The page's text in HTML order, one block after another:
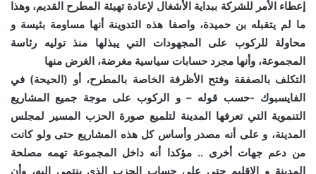
إعطاء الأمر للشركة ببداية الأشغال لإعادة تهيئة المطرح القديم، وهذا
ما لم يتقبله بن حميدة، واصفا هذه التدوينة أنها مساومة بئيسة و
محاولة للركوب على المجهودات التي يبذلها منذ توليه رئاسة
المجموعة، وأنها مجرد حسابات سياسية مغرضة، الغرض منها
التكلف بالصفقة وفتح الأظرفة الخاصة بالمطرح، أو (الحيحة) في
الفايسبوك -حسب قوله – و الركوب على موجة جميع المشاريع
التنموية التي تعرفها المدينة لتلميع صورة الحزب المسير لمجلس
المدينة، و على أنه مصدر وأساس كل هذه المشاريع حتى ولو كانت
من دعم جهات أخرى .. مؤكدا أنه داخل المجموعة تهمه مصلحة
المدينة و الإقليم حتى على حساب الحزب الذي ينتمي إليه، وأن